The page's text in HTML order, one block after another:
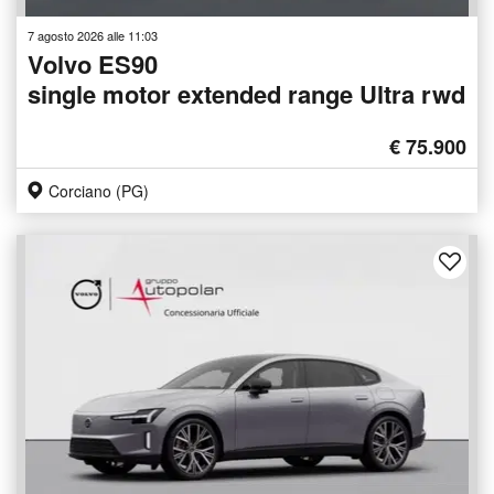
7 agosto 2026 alle 11:03
Volvo ES90
single motor extended range Ultra rwd
€ 75.900
Corciano (PG)